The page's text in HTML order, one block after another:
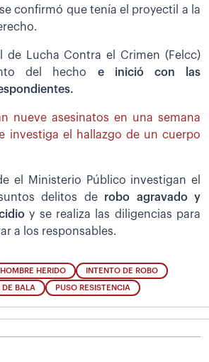
confirmó que tenía el proyectil a la
de Lucha Contra el Crimen (Felcc)
del hecho e inició con las
nueve asesinatos en una semana
investiga el hallazgo de un cuerpo
el Ministerio Público investigan el
delitos de robo agravado y
y se realiza las diligencias para
a los responsables.
HOMBRE HERIDO INTENTO DE ROBO
DE BALA PUSO RESISTENCIA